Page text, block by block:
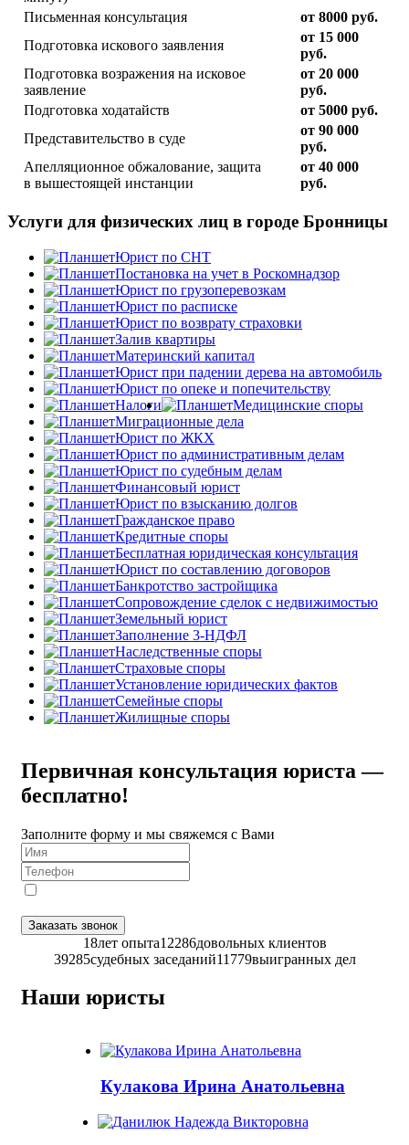
Письменная консультация
от 8000 руб.
Подготовка искового заявления
от 15 000
руб.
Подготовка возражения на исковое
заявление
от 20 000
руб.
Подготовка ходатайств
от 5000 руб.
Представительство в суде
от 90 000
руб.
Апелляционное обжалование, защита
в вышестоящей инстанции
от 40 000
руб.
Услуги для физических лиц в городе Бронницы
Юрист по СНТ
Постановка на учет в Роскомнадзор
Юрист по грузоперевозкам
Юрист по расписке
Юрист по возврату страховки
Залив квартиры
Материнский капитал
Юрист при падении дерева на автомобиль
Юрист по опеке и попечительству
Налоги
Медицинские споры
Миграционные дела
Юрист по ЖКХ
Юрист по административным делам
Юрист по судебным делам
Финансовый юрист
Юрист по взысканию долгов
Гражданское право
Кредитные споры
Бесплатная юридическая консультация
Юрист по составлению договоров
Банкротство застройщика
Сопровождение сделок с недвижимостью
Земельный юрист
Заполнение 3-НДФЛ
Наследственные споры
Страховые споры
Установление юридических фактов
Семейные споры
Жилищные споры
Первичная консультация юриста —
бесплатно!
Заполните форму и мы свяжемся с Вами
Заказать звонок
18лет опыта12286довольных клиентов
39285судебных заседаний11779выигранных дел
Наши юристы
Кулакова Ирина Анатольевна